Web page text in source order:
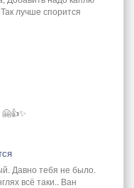
лучше спорится
Давно тебя не было.
всё таки.. Ван